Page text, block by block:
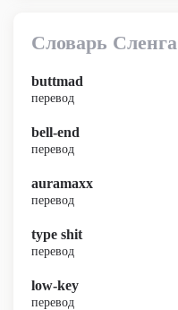
Словарь Сленга
buttmad
перевод
bell-end
перевод
auramaxx
перевод
type shit
перевод
low-key
перевод